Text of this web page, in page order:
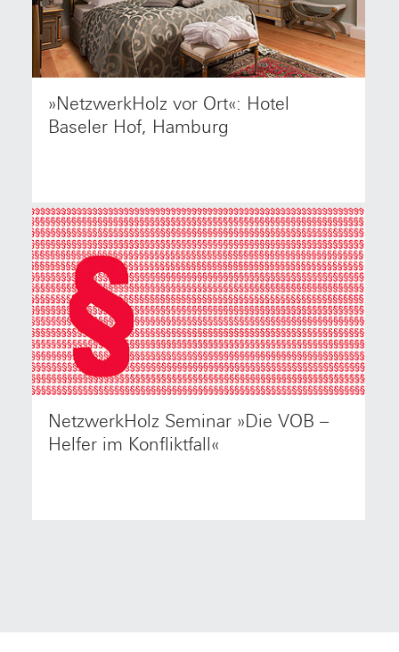
»NetzwerkHolz vor Ort«: Hotel
Baseler Hof, Hamburg
Das NetzwerkHolz-Team lädt herzlich ein zu einer
weiteren Veranstaltung der neuen
Veranstaltungsreihe »NetzwerkHolz vor Ort«.
NetzwerkHolz Seminar »Die VOB –
Helfer im Konfliktfall«
NetzwerkHolz-QualifizierungsSeminar: Die VOB -
Helfer im Konfliktfall Referent: Rechtsanwalt Dr. jur.
Franz Dieblich. Termin: 06.02.2015 von 10.00 bis